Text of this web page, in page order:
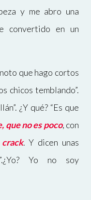
y me abro una
convertido en un
que hago cortos
chicos temblando”.
¿Y qué? “Es que
que no es poco, con
. Y dicen unas
Yo no soy